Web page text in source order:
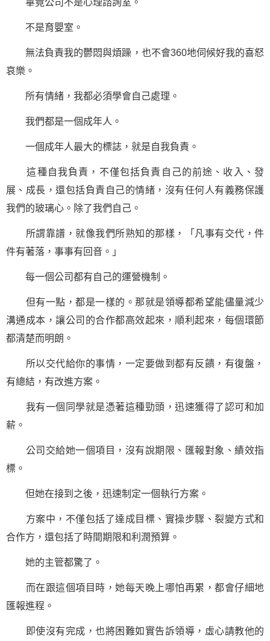
畢竟公司不是心理諮詢室。
不是育嬰室。
無法負責我的鬱悶與煩躁，也不會360地伺候好我的喜怒
哀樂。
所有情緒，我都必須學會自己處理。
我們都是一個成年人。
一個成年人最大的標誌，就是自我負責。
這種自我負責，不僅包括負責自己的前途、收入、發
展、成長，還包括負責自己的情緒，沒有任何人有義務保護
我們的玻璃心。除了我們自己。
所謂靠譜，就像我們所熟知的那樣，「凡事有交代，件
件有著落，事事有回音。」
每一個公司都有自己的運營機制。
但有一點，都是一樣的。那就是領導都希望能儘量減少
溝通成本，讓公司的合作都高效起來，順利起來，每個環節
都清楚而明朗。
所以交代給你的事情，一定要做到都有反饋，有復盤，
有總結，有改進方案。
我有一個同學就是憑著這種勁頭，迅速獲得了認可和加
薪。
公司交給她一個項目，沒有說期限、匯報對象、績效指
標。
但她在接到之後，迅速制定一個執行方案。
方案中，不僅包括了達成目標、實操步驟、裂變方式和
合作方，還包括了時間期限和利潤預算。
她的主管都驚了。
而在跟這個項目時，她每天晚上哪怕再累，都會仔細地
匯報進程。
即使沒有完成，也將困難如實告訴領導，虛心請教他的